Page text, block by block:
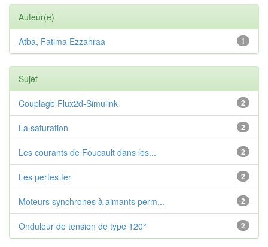
Auteur(e)
1
Atba, Fatima Ezzahraa
Sujet
2
Couplage Flux2d-Simulink
2
La saturation
2
Les courants de Foucault dans les...
2
Les pertes fer
2
Moteurs synchrones à aimants perm...
2
Onduleur de tension de type 120°